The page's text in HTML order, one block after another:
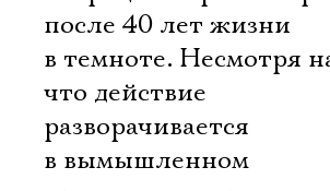
после 40 лет жизни
в темноте. Несмотря
что действие
разворачивается
в вымышленном